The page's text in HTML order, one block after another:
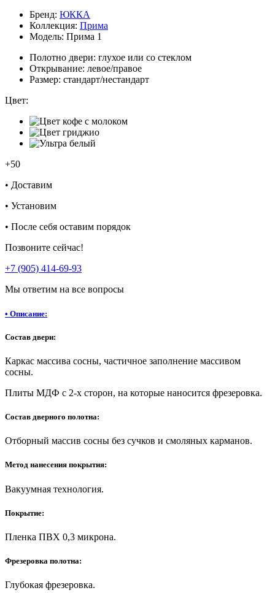
Бренд: ЮККА
Коллекция: Прима
Модель: Прима 1
Полотно двери: глухое или со стеклом
Открывание: левое/правое
Размер: стандарт/нестандарт
Цвет:
+50
• Доставим
• Установим
• После себя оставим порядок
Позвоните сейчас!
+7 (905) 414-69-93
Мы ответим на все вопросы
• Описание:
Состав двери:
Каркас массива сосны, частичное заполнение массивом
сосны.
Плиты МДФ с 2-х сторон, на которые наносится фрезеровка.
Состав дверного полотна:
Отборный массив сосны без сучков и смоляных карманов.
Метод нанесения покрытия:
Вакуумная технология.
Покрытие:
Пленка ПВХ 0,3 микрона.
Фрезеровка полотна:
Глубокая фрезеровка.